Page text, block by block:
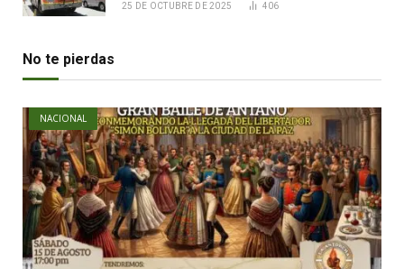
25 DE OCTUBRE DE 2025 406
No te pierdas
NACIONAL